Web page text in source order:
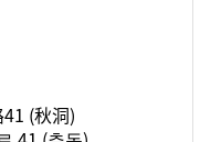
(秋洞)